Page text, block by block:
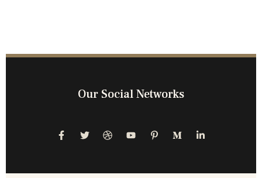
Our Social Networks